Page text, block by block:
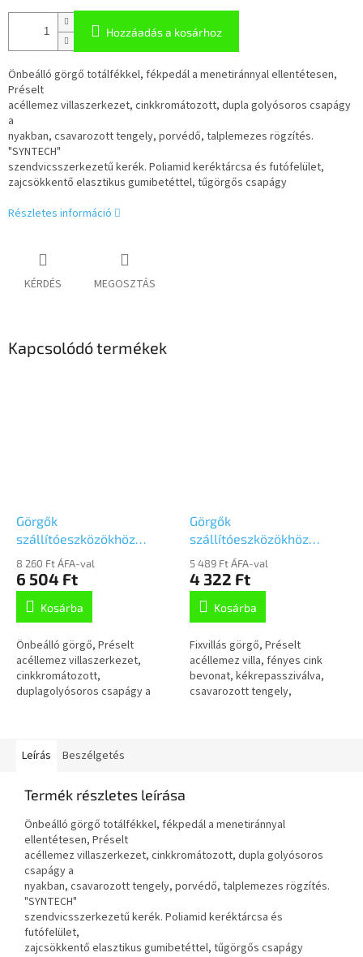
Hozzáadás a kosárhoz
Önbeálló görgő totálfékkel, fékpedál a menetiránnyal ellentétesen,
Préselt
acéllemez villaszerkezet, cinkkromátozott, dupla golyósoros csapágy
a
nyakban, csavarozott tengely, porvédő, talplemezes rögzítés.
"SYNTECH"
szendvicsszerkezetű kerék. Poliamid keréktárcsa és futófelület,
zajcsökkentő elasztikus gumibetéttel, tűgörgős csapágy
Részletes információ
KÉRDÉS MEGOSZTÁS
Kapcsolódó termékek
Görgők
szállítóeszközökhöz
100mm, önbeálló,
talplemezes,
3470HUR100P62 szürke
8 260 Ft ÁFA-val
6 504 Ft
Kosárba
Önbeálló görgő, Préselt
acéllemez villaszerkezet,
cinkkromátozott,
duplagolyósoros csapágy a
Görgők
szállítóeszközökhöz
100mm, fix,Talplemezzel,
3478HUR100P62 szürke
5 489 Ft ÁFA-val
4 322 Ft
Kosárba
Fixvillás görgő, Préselt
acéllemez villa, fényes cink
bevonat, kékrepassziválva,
csavarozott tengely,
Leírás Beszélgetés
Termék részletes leírása
Önbeálló görgő totálfékkel, fékpedál a menetiránnyal
ellentétesen, Préselt
acéllemez villaszerkezet, cinkkromátozott, dupla golyósoros
csapágy a
nyakban, csavarozott tengely, porvédő, talplemezes rögzítés.
"SYNTECH"
szendvicsszerkezetű kerék. Poliamid keréktárcsa és
futófelület,
zajcsökkentő elasztikus gumibetéttel, tűgörgős csapágy